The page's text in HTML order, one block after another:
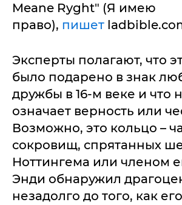
Meane Ryght" (Я имею
право), пишет
Эксперты полагают, что
было подарено в знак
дружбы в 16-м веке и что
означает верность или
Возможно, это кольцо –
сокровищ, спрятанных
Ноттингема или членом
Энди обнаружил
незадолго до того, как